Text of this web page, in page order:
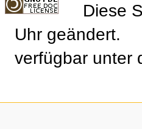
Diese
Uhr geändert.
verfügbar unter